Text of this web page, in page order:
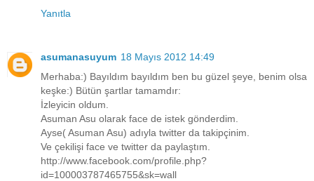
Yanıtla
asumanasuyum 18 Mayıs 2012 14:49
Merhaba:) Bayıldım bayıldım ben bu güzel şeye, benim olsa
keşke:) Bütün şartlar tamamdır:
İzleyicin oldum.
Asuman Asu olarak face de istek gönderdim.
Ayse( Asuman Asu) adıyla twitter da takipçinim.
Ve çekilişi face ve twitter da paylaştım.
http://www.facebook.com/profile.php?
id=100003787465755&sk=wall